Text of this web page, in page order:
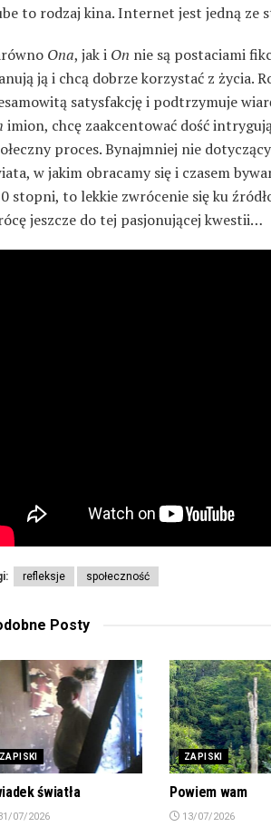
to rodzaj kina. Internet jest jedną ze
Ona, jak i On nie są postaciami
ją i chcą dobrze korzystać z życia.
satysfakcję i podtrzymuje
imion, chcę zaakcentować dość
proces. Bynajmniej nie
w jakim obracamy się i czasem
stopni, to lekkie zwrócenie się ku
jeszcze do tej pasjonującej kwestii…
refleksje społeczność
Posty
ZAPISKI
światła
07/2026
ZAPISKI
Powiem wam
13/07/2026